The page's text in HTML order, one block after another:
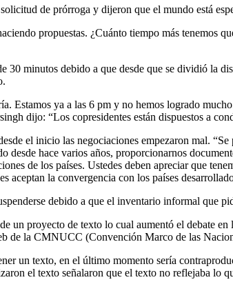
de prórroga y dijeron que el mundo está
propuestas. ¿Cuánto tiempo más tenemos
30 minutos debido a que desde que se dividió la
Estamos ya a las 6 pm y no hemos logrado
dijo: “Los copresidentes están dispuestos a
el inicio las negociaciones empezaron mal.
hace varios años, proporcionarnos
de los países. Ustedes deben apreciar que
aceptan la convergencia con los países
debido a que el inventario informal que
proyecto de texto lo cual aumentó el debate
de la CMNUCC (Convención Marco de las
un texto, en el último momento sería
el texto señalaron que el texto no reflejaba lo